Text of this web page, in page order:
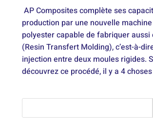
AP Composites complète ses
production par une nouvelle machine
polyester capable de fabriquer aussi
(Resin Transfert Molding), c’est-à-
injection entre deux moules rigides.
découvrez ce procédé, il y a 4